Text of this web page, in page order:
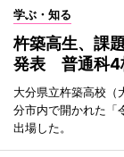
学ぶ・知る
杵築高生、課
発表 普通科4
大分県立杵築高校（
分市内で開かれた「
出場した。